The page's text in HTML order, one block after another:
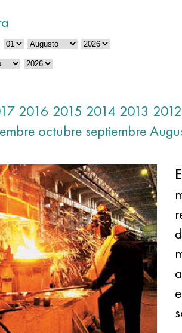
2016 2015 2014 2013 2012
octubre septiembre